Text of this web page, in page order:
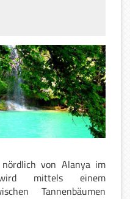
von Alanya im
mittels einem
Tannenbäumen